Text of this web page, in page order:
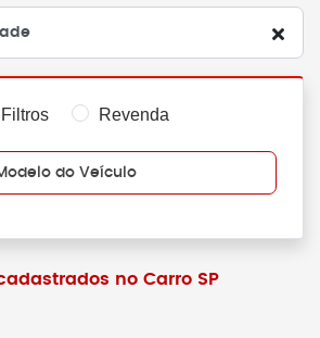
Filtros Revenda
do Veículo
no Carro SP